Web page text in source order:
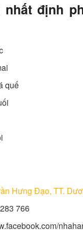
nhất định
quế
Hưng Đạo, TT.
766